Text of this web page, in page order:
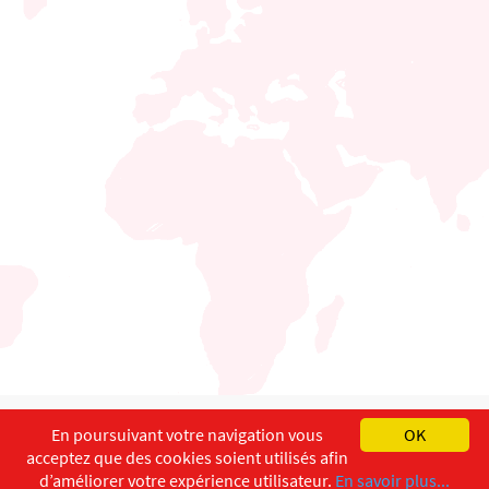
English Français
Copyright ©ISEC-AdW Impressum
OK
En poursuivant votre navigation vous
acceptez que des cookies soient utilisés afin
d’améliorer votre expérience utilisateur. En savoir plus...